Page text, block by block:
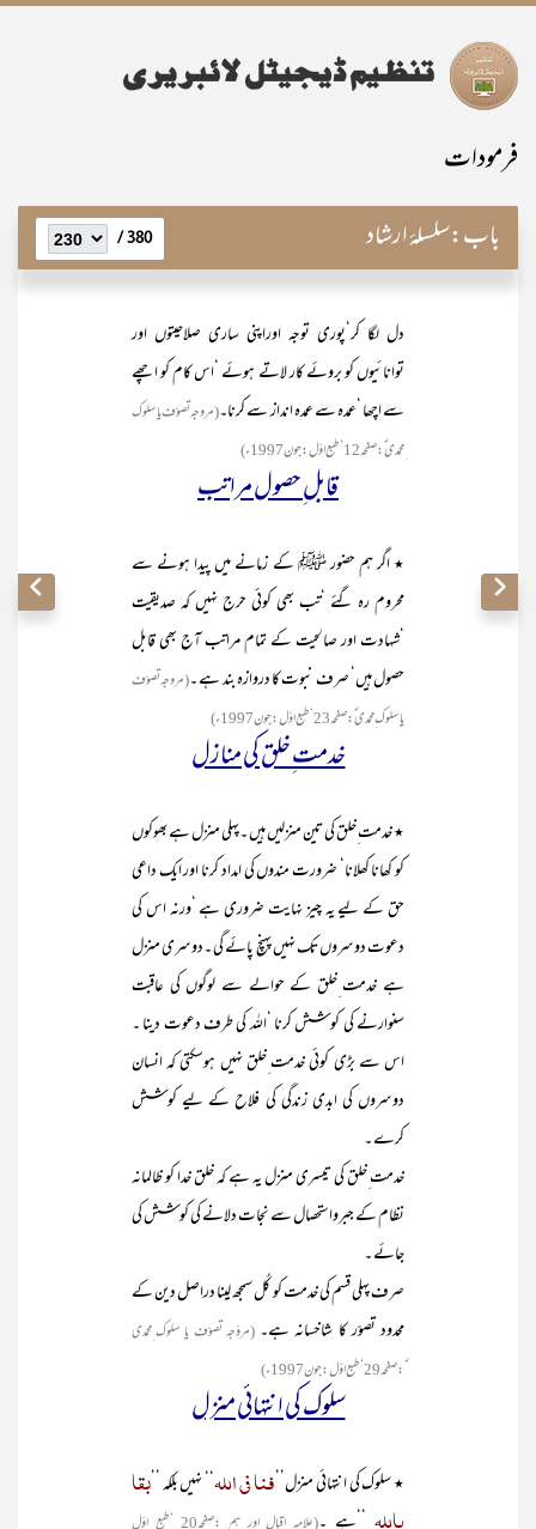
فرمودات
باب:سلسلۂ ارشاد 380 /
دل لگا کر‘پوری توجہ اوراپنی ساری صلاحیتوں اور
توانائیوں کو بروئے کار لاتے ہوئے ‘اس کام کو اچھے
سے اچھا ‘عمدہ سے عمدہ انداز سے کرنا۔(مروجہ تصوّف یا سلوک
ِمحمدی ؐ:صفحہ12‘طبع اوّل :جون1997ء )
قابل ِحصول مراتب
٭ اگر ہم حضور ﷺ کے زمانے میں پیدا ہونے سے
محروم رہ گئے ‘تب بھی کوئی حرج نہیں کہ صدیقیت
‘شہادت اور صالحیت کے تمام مراتب آج بھی قابل
حصول ہیں‘ صرف نبوت کا دروازہ بند ہے ۔(مروجہ تصوّف
یا سلوک ِمحمدی ؐ:صفحہ23‘طبع اوّل :جون1997ء )
خدمت ِخلق کی منازل
٭ خدمت ِخلق کی تین منزلیں ہیں ۔پہلی منزل ہے بھوکوں
کو کھانا کھلانا‘ ضرورت مندوں کی امداد کرنا اور ایک داعی
حق کے لیے یہ چیز نہایت ضروری ہے ‘ورنہ اس کی
دعوت دوسروں تک نہیں پہنچ پائے گی ۔دوسری منزل
ہے خدمت ِخلق کے حوالے سے لوگوں کی عاقبت
سنوارنے کی کوشش کرنا ‘اللہ کی طرف دعوت دینا ۔
اس سے بڑی کوئی خدمت ِخلق نہیں ہوسکتی کہ انسان
دوسروں کی ابدی زندگی کی فلاح کے لیے کوشش
کرے ۔
خدمت ِخلق کی تیسری منزل یہ ہے کہ خلق خدا کو ظالمانہ
نظام کے جبرواستحصال سے نجات دلانے کی کوشش کی
جائے ۔
صرف پہلی قسم کی خدمت کو کُل سمجھ لینا دراصل دین کے
محدود تصوّر کا شاخسانہ ہے۔(مروّجہ تصوّف یا سلوک ِمحمدی
ؐ:صفحہ29‘طبع اوّل :جون1997ء )
سلوک کی انتہائی منزل
٭ سلوک کی انتہائی منزل’’فنا فی اللہ‘‘ نہیں بلکہ ’’ بقا